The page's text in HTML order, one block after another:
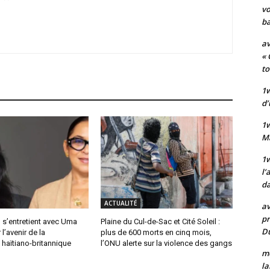
avec Uma
de la
britannique
ACTUALITÉ
Plaine du Cul-de-Sac et Cité Soleil :
plus de 600 morts en cinq mois,
l’ONU alerte sur la violence des gangs
«